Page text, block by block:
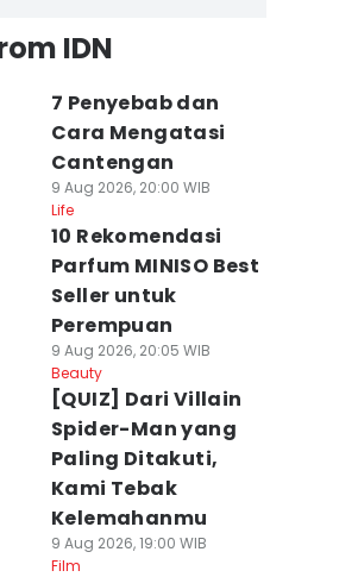
IDN
7 Penyebab dan
Cara Mengatasi
Cantengan
9 Aug 2026, 20:00 WIB
Life
10 Rekomendasi
Parfum MINISO Best
Seller untuk
Perempuan
9 Aug 2026, 20:05 WIB
Beauty
[QUIZ] Dari Villain
Spider-Man yang
Paling Ditakuti,
Kami Tebak
Kelemahanmu
9 Aug 2026, 19:00 WIB
Film